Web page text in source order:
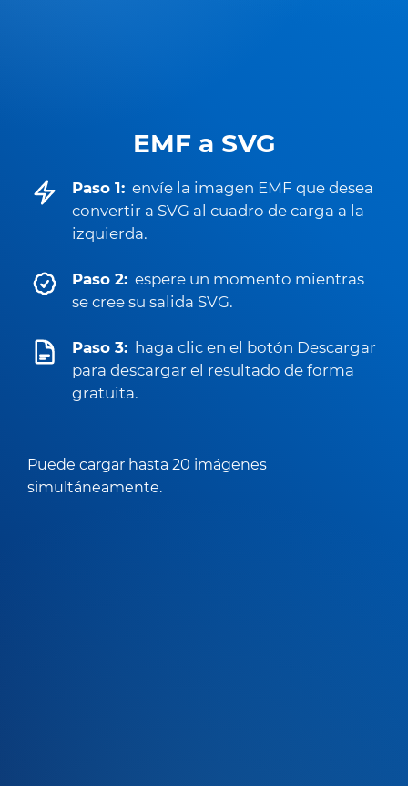
EMF a SVG
Paso 1: envíe la imagen EMF que desea
convertir a SVG al cuadro de carga a la
izquierda.
Paso 2: espere un momento mientras
se cree su salida SVG.
Paso 3: haga clic en el botón Descargar
para descargar el resultado de forma
gratuita.
Puede cargar hasta 20 imágenes
simultáneamente.